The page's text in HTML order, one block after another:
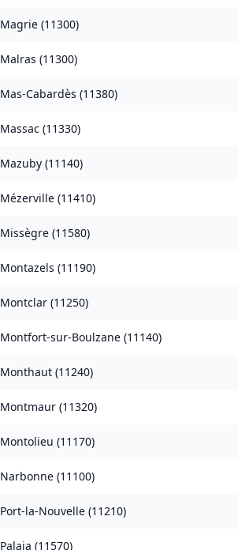
Magrie (11300)
Malras (11300)
Mas-Cabardès (11380)
Massac (11330)
Mazuby (11140)
Mézerville (11410)
Missègre (11580)
Montazels (11190)
Montclar (11250)
Montfort-sur-Boulzane (11140)
Monthaut (11240)
Montmaur (11320)
Montolieu (11170)
Narbonne (11100)
Port-la-Nouvelle (11210)
Palaja (11570)